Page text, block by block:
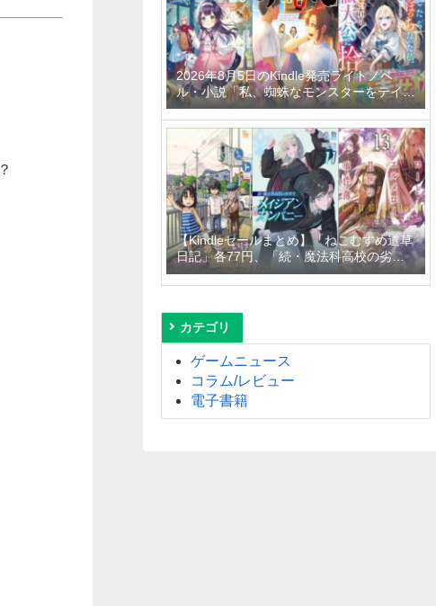
2026年8月5日のKindle発売ライトノベ
ル・小説「私、蜘蛛なモンスターをテイム
したので、スパイダーシルクで裁縫を頑張
ります！ 4巻」「異世界居酒屋「げん」三
杯目」「転生したらひとりぼっちだった
私、最強国の冷徹大公に拾われる～不愛想
な最強保護者のもとで、稀代の才能が花開
きました～」など
【Kindleセールまとめ】「ねこむすめ道草
日記」各77円、「続・魔法科高校の劣等
生 メイジアン・カンパニー」99円～
50%off、「ロード・エルメロイＩＩ世の
カテゴリ
ゲームニュース
コラム/レビュー
電子書籍